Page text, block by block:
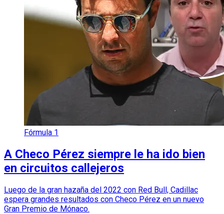
Fórmula 1
A Checo Pérez siempre le ha ido bien
en circuitos callejeros
Luego de la gran hazaña del 2022 con Red Bull, Cadillac
espera grandes resultados con Checo Pérez en un nuevo
Gran Premio de Mónaco.